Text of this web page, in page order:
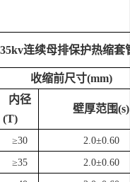
35kv连续母排保护热缩套
收缩前尺寸(mm)
内径
(T)
壁厚范围(s)
≥30 2.0±0.60
≥35 2.0±0.60